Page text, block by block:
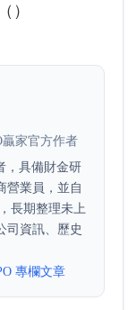
）
家官方作者
，具備財金研
營業員，並自
長期整理未上
司資訊、歷史
專欄文章